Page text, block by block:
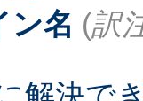
ン名 (訳